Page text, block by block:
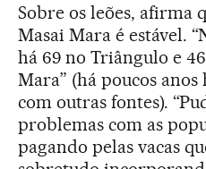
Sobre os leões, afirma
Masai Mara é estável.
há 69 no Triângulo e
Mara” (há poucos anos
com outras fontes).
problemas com as
pagando pelas vacas